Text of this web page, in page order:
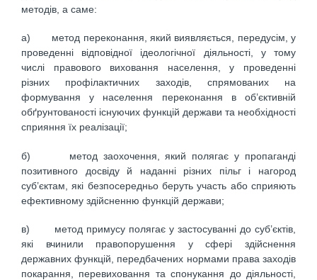
методів, а саме:
а) метод переконання, який виявляється, передусім, у
проведенні відповідної ідеологічної діяльності, у тому
числі правового виховання населення, у проведенні
різних профілактичних заходів, спрямованих на
формування у населення переконання в об’єктивній
обґрунтованості існуючих функцій держави та необхідності
сприяння їх реалізації;
б) метод заохочення, який полягає у пропаганді
позитивного досвіду й наданні різних пільг і нагород
суб’єктам, які безпосередньо беруть участь або сприяють
ефективному здійсненню функцій держави;
в) метод примусу полягає у застосуванні до суб’єктів,
які вчинили правопорушення у сфері здійснення
державних функцій, передбачених нормами права заходів
покарання, перевиховання та спонукання до діяльності,